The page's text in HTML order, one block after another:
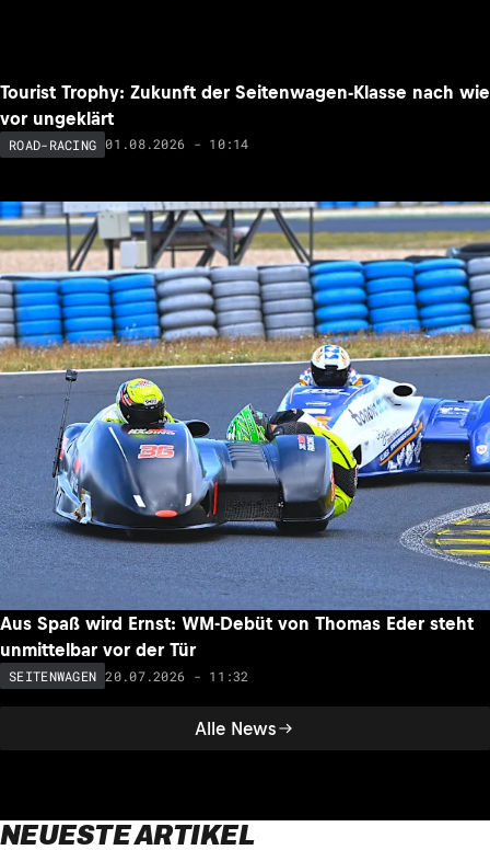
Alle News
Tourist Trophy: Zukunft der Seitenwagen-Klasse nach wie
vor ungeklärt
ROAD-RACING 01.08.2026 - 10:14
Aus Spaß wird Ernst: WM-Debüt von Thomas Eder steht
unmittelbar vor der Tür
SEITENWAGEN 20.07.2026 - 11:32
NEUESTE ARTIKEL